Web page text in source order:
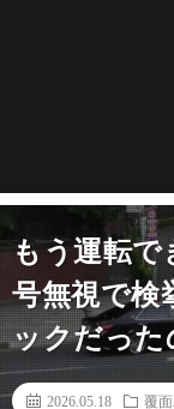
もう運転で
号無視で検
ックだっ
2026.05.18 覆